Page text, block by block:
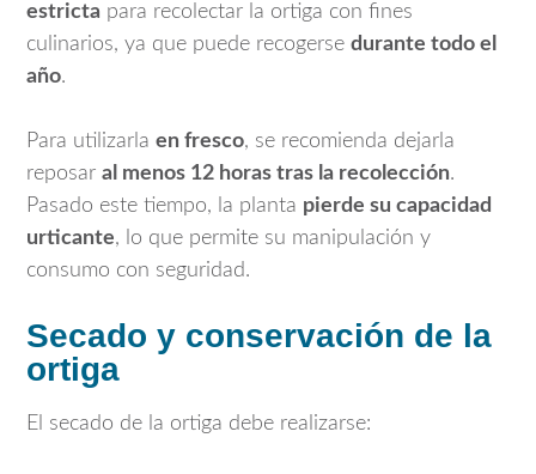
estricta para recolectar la ortiga con fines
culinarios, ya que puede recogerse durante todo el
año.
Para utilizarla en fresco, se recomienda dejarla
reposar al menos 12 horas tras la recolección.
Pasado este tiempo, la planta pierde su capacidad
urticante, lo que permite su manipulación y
consumo con seguridad.
Secado y conservación de la
ortiga
El secado de la ortiga debe realizarse: